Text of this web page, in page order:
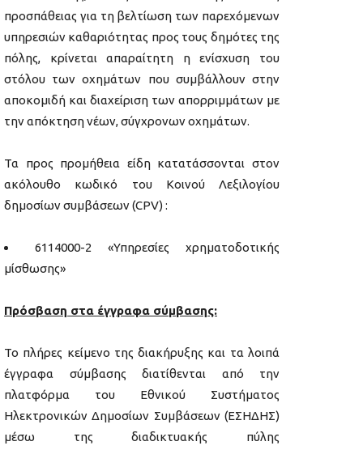
προσπάθειας για τη βελτίωση των παρεχόμενων
υπηρεσιών καθαριότητας προς τους δημότες της
πόλης, κρίνεται απαραίτητη η ενίσχυση του
στόλου των οχημάτων που συμβάλλουν στην
αποκομιδή και διαχείριση των απορριμμάτων με
την απόκτηση νέων, σύγχρονων οχημάτων.
Τα προς προμήθεια είδη κατατάσσονται στον
ακόλουθο κωδικό του Κοινού Λεξιλογίου
δημοσίων συμβάσεων (CPV) :
6114000-2 «Υπηρεσίες χρηματοδοτικής
μίσθωσης»
Πρόσβαση στα έγγραφα σύμβασης:
Το πλήρες κείμενο της διακήρυξης και τα λοιπά
έγγραφα σύμβασης διατίθενται από την
πλατφόρμα του Εθνικού Συστήματος
Ηλεκτρονικών Δημοσίων Συμβάσεων (ΕΣΗΔΗΣ)
μέσω της διαδικτυακής πύλης